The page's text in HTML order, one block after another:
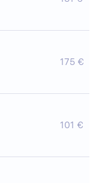
175 €
101 €